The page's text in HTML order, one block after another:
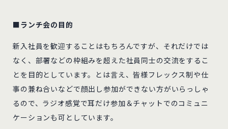
■ランチ会の目的
新入社員を歓迎することはもちろんですが、それだけでは
なく、部署などの枠組みを超えた社員同士の交流をするこ
とを目的としています。とは言え、皆様フレックス制や仕
事の兼ね合いなどで顔出し参加ができない方がいらっしゃ
るので、ラジオ感覚で耳だけ参加＆チャットでのコミュニ
ケーションも可としています。